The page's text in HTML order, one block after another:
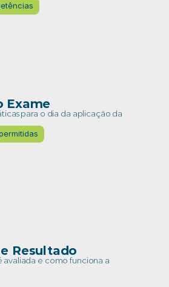
Exame
para o dia da aplicação da
Resultado
avaliada e como funciona a